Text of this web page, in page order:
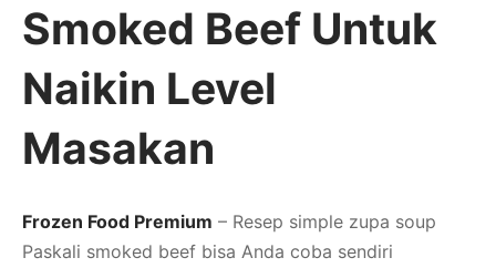
Smoked Beef Untuk
Naikin Level
Masakan
Frozen Food Premium – Resep simple zupa soup
Paskali smoked beef bisa Anda coba sendiri